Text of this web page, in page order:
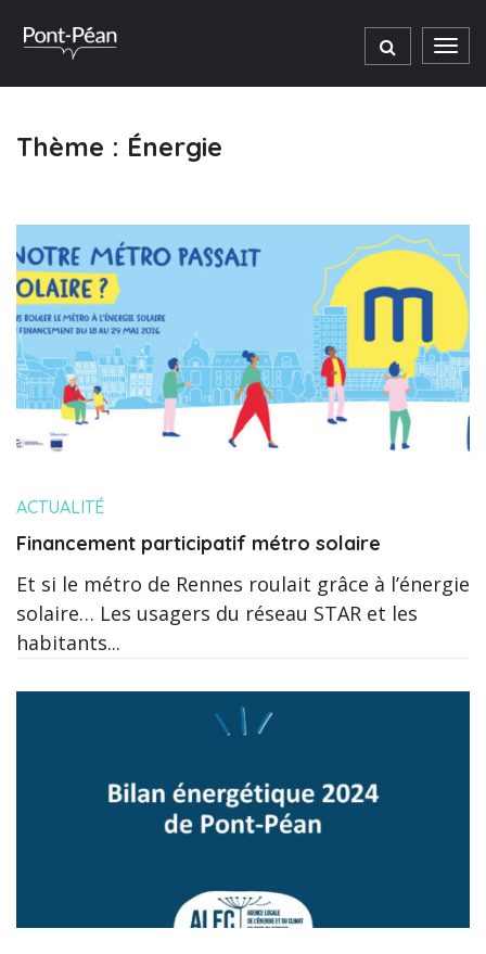
Thème : Énergie
ACTUALITÉ
Financement participatif métro solaire
Et si le métro de Rennes roulait grâce à l’énergie
solaire… Les usagers du réseau STAR et les
habitants...